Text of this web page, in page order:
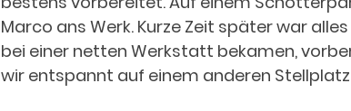
Marco ans Werk. Kurze Zeit später war
bei einer netten Werkstatt bekamen,
wir entspannt auf einem anderen